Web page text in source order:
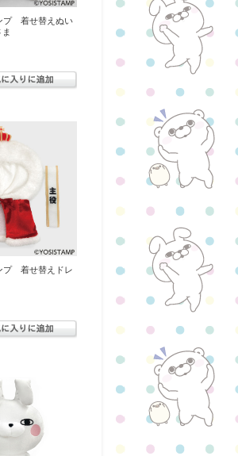
プ 着せ替えぬい
プ 着せ替えドレ